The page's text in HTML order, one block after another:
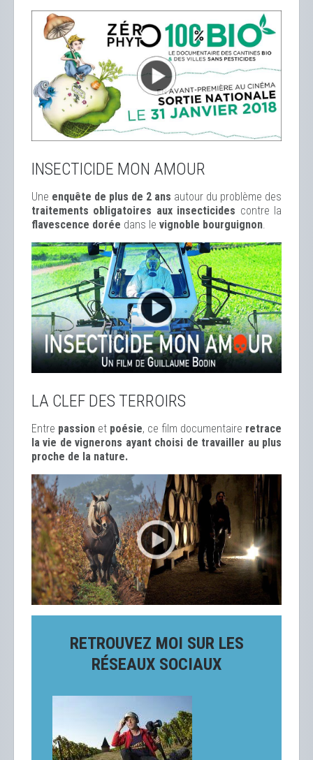
INSECTICIDE MON AMOUR
Une enquête de plus de 2 ans autour du problème des
traitements obligatoires aux insecticides contre la
flavescence dorée dans le vignoble bourguignon.
LA CLEF DES TERROIRS
Entre passion et poésie, ce film documentaire retrace
la vie de vignerons ayant choisi de travailler au plus
proche de la nature.
RETROUVEZ MOI SUR LES
RÉSEAUX SOCIAUX